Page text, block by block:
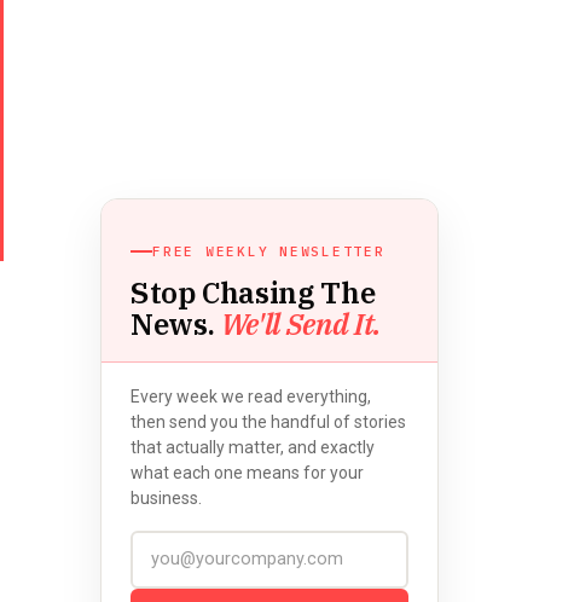
FREE WEEKLY NEWSLETTER
Stop Chasing The
News. We'll Send It.
Every week we read everything,
then send you the handful of stories
that actually matter, and exactly
what each one means for your
business.